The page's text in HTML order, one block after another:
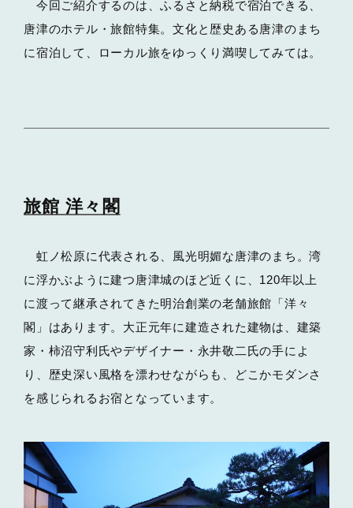
今回ご紹介するのは、ふるさと納税で宿泊できる、
唐津のホテル・旅館特集。文化と歴史ある唐津のまち
に宿泊して、ローカル旅をゆっくり満喫してみては。
旅館 洋々閣
虹ノ松原に代表される、風光明媚な唐津のまち。湾
に浮かぶように建つ唐津城のほど近くに、120年以上
に渡って継承されてきた明治創業の老舗旅館「洋々
閣」はあります。大正元年に建造された建物は、建築
家・柿沼守利氏やデザイナー・永井敬二氏の手によ
り、歴史深い風格を漂わせながらも、どこかモダンさ
を感じられるお宿となっています。